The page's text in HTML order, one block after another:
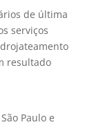
de última
serviços
resultado
Paulo e